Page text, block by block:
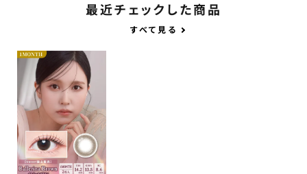
最近チェックした商品
すべて見る